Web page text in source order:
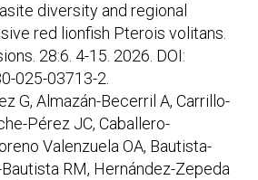
diversity and regional
red lionfish Pterois volitans.
28:6. 4-15. 2026. DOI:
025-03713-2.
G, Almazán-Becerril A, Carrillo-
Pérez JC, Caballero-
Valenzuela OA, Bautista-
RM, Hernández-Zepeda